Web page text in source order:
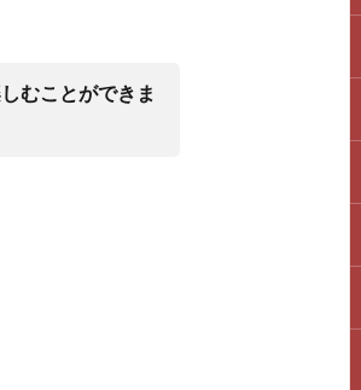
むことができま